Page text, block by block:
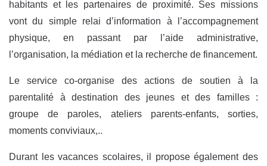
habitants et les partenaires de proximité. Ses missions
vont du simple relai d’information à l’accompagnement
physique, en passant par l’aide administrative,
l’organisation, la médiation et la recherche de financement.
Le service co-organise des actions de soutien à la
parentalité à destination des jeunes et des familles :
groupe de paroles, ateliers parents-enfants, sorties,
moments conviviaux,..
Durant les vacances scolaires, il propose également des